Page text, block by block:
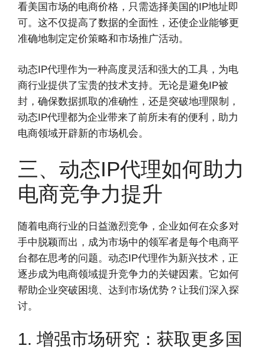
看美国市场的电商价格，只需选择美国的IP地址即
可。这不仅提高了数据的全面性，还使企业能够更
准确地制定定价策略和市场推广活动。
动态IP代理作为一种高度灵活和强大的工具，为电
商行业提供了宝贵的技术支持。无论是避免IP被
封，确保数据抓取的准确性，还是突破地理限制，
动态IP代理都为企业带来了前所未有的便利，助力
电商领域开辟新的市场机会。
三、动态IP代理如何助力
电商竞争力提升
随着电商行业的日益激烈竞争，企业如何在众多对
手中脱颖而出，成为市场中的领军者是每个电商平
台都在思考的问题。动态IP代理作为新兴技术，正
逐步成为电商领域提升竞争力的关键因素。它如何
帮助企业突破困境、达到市场优势？让我们深入探
讨。
1. 增强市场研究：获取更多国